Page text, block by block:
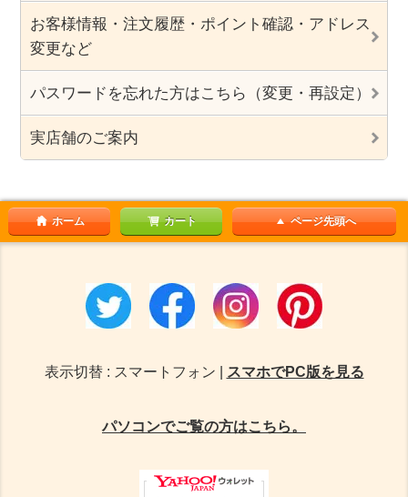
お客様情報・注文履歴・ポイント確認・アドレス
変更など
パスワードを忘れた方はこちら（変更・再設定）
実店舗のご案内
ホーム カート ページ先頭へ
表示切替 : スマートフォン | スマホでPC版を見る
パソコンでご覧の方はこちら。